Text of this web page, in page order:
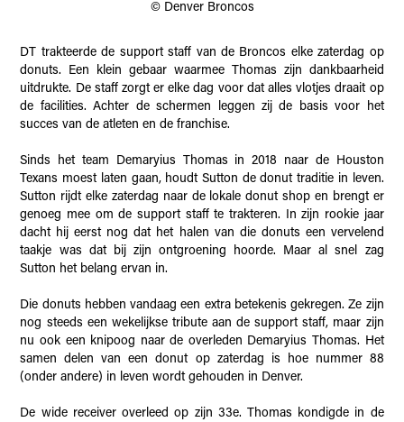
© Denver Broncos
DT trakteerde de support staff van de Broncos elke zaterdag op
donuts. Een klein gebaar waarmee Thomas zijn dankbaarheid
uitdrukte. De staff zorgt er elke dag voor dat alles vlotjes draait op
de facilities. Achter de schermen leggen zij de basis voor het
succes van de atleten en de franchise.
Sinds het team Demaryius Thomas in 2018 naar de Houston
Texans moest laten gaan, houdt Sutton de donut traditie in leven.
Sutton rijdt elke zaterdag naar de lokale donut shop en brengt er
genoeg mee om de support staff te trakteren. In zijn rookie jaar
dacht hij eerst nog dat het halen van die donuts een vervelend
taakje was dat bij zijn ontgroening hoorde. Maar al snel zag
Sutton het belang ervan in.
Die donuts hebben vandaag een extra betekenis gekregen. Ze zijn
nog steeds een wekelijkse tribute aan de support staff, maar zijn
nu ook een knipoog naar de overleden Demaryius Thomas. Het
samen delen van een donut op zaterdag is hoe nummer 88
(onder andere) in leven wordt gehouden in Denver.
De wide receiver overleed op zijn 33e. Thomas kondigde in de